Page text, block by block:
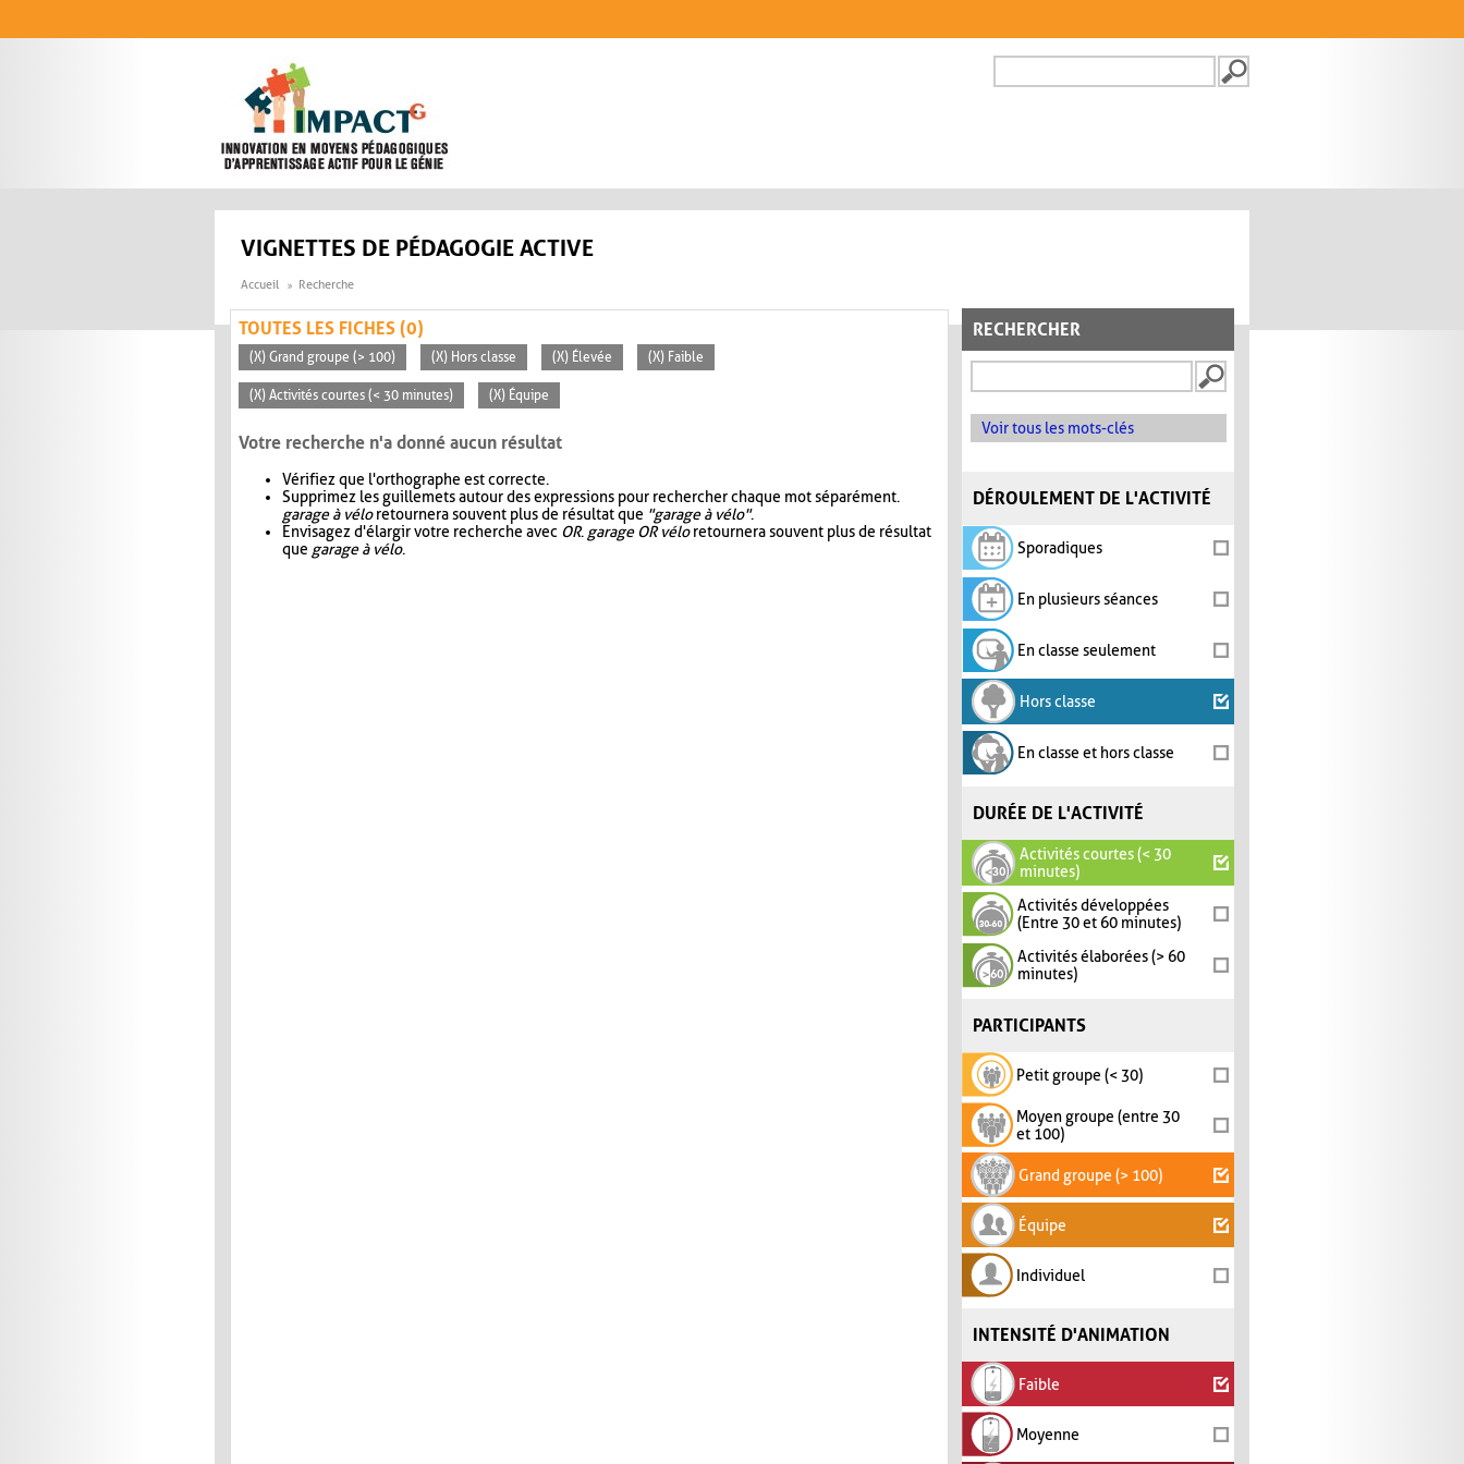
FORMULAIRE DE
VIGNETTES DE PÉDAGOGIE ACTIVE
Accueil Recherche
RECHERCHER
Voir tous les mots-clés
DÉROULEMENT DE L'ACTIVITÉ
Sporadiques
En plusieurs séances
En classe seulement
Hors classe
En classe et hors classe
DURÉE DE L'ACTIVITÉ
Activités courtes (< 30
minutes)
Activités développées
(Entre 30 et 60 minutes)
Activités élaborées (> 60
minutes)
PARTICIPANTS
Petit groupe (< 30)
Moyen groupe (entre 30
et 100)
Grand groupe (> 100)
Équipe
Individuel
INTENSITÉ D'ANIMATION
Faible
Moyenne
TOUTES LES FICHES (0)
(X) Grand groupe (> 100) (X) Hors classe (X) Élevée (X) Faible
(X) Activités courtes (< 30 minutes) (X) Équipe
Votre recherche n'a donné aucun résultat
Vérifiez que l'orthographe est correcte.
Supprimez les guillemets autour des expressions pour rechercher chaque mot séparément.
garage à véloretournera souvent plus de résultat que "garage à vélo".
Envisagez d'élargir votre recherche avec OR. garage OR véloretournera souvent plus de résultat
que garage à vélo.